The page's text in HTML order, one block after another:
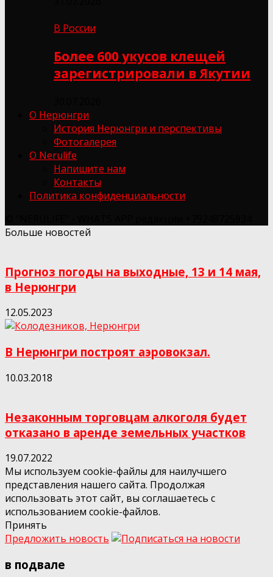
В России
Более 600 укусов клещей
зарегистрировали в Якутии
О Нерюнгри
История Нерюнгри и перспективы
Фотогалерея
О Nerulife
Напишите нам
Контакты
Политика конфиденциальности
Больше новостей
Прогноз погоды на выходные, 13 и 14 мая,
в Нерюнгри
12.05.2023
В Нерюнгри построят аэровокзал.
10.03.2018
Незаконным торговцам алкоголя будет
отказано в аренде земельных участков
19.07.2022
Мы используем cookie-файлы для наилучшего
представления нашего сайта. Продолжая
использовать этот сайт, вы соглашаетесь с
использованием cookie-файлов.
Принять
Предложить новость
в подвале